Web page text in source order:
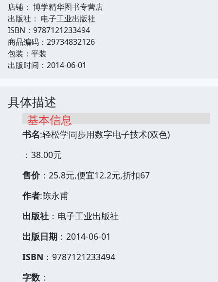
店铺： 博学精华图书专营店
出版社： 电子工业出版社
ISBN：9787121233494
商品编码：29734832126
包装：平装
出版时间：2014-06-01
具体描述
基本信息
书名:轻松学同步用数字电子技术(双色)
：38.00元
售价：25.8元,便宜12.2元,折扣67
作者:陈永甫
出版社 ：电子工业出版社
出版日期 ：2014-06-01
ISBN ：9787121233494
字数 ：